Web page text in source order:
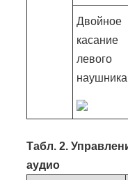
Двойное
касание
левого
наушника
Табл. 2.
аудио